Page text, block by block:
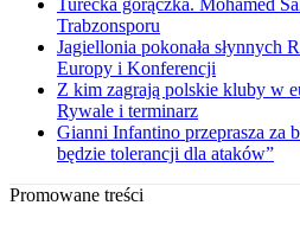
Turecka gorączka. Mohamed
Trabzonsporu
Jagiellonia pokonała słynnych
Europy i Konferencji
Z kim zagrają polskie kluby w
Rywale i terminarz
Gianni Infantino przeprasza za
będzie tolerancji dla ataków”
Promowane treści